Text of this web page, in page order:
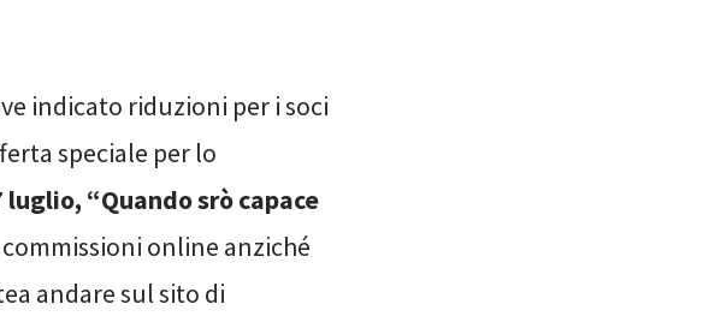
indicato riduzioni per i soci
speciale per lo
“Quando srò capace
online anziché
andare sul sito di